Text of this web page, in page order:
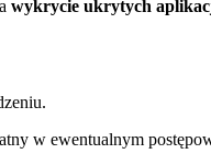
wykrycie ukrytych
w ewentualnym